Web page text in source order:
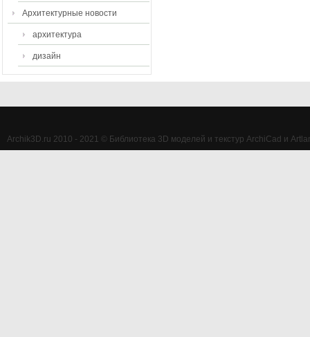
Архитектурные новости
архитектура
дизайн
Archik3D.ru 2010 - 2021 © Библиотека 3D моделей и текстур ArchiCad и